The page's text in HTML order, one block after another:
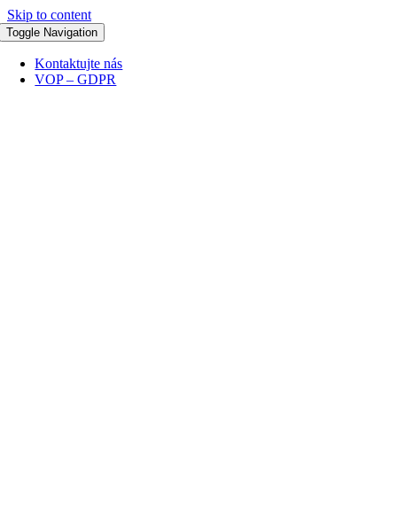
Skip to content
Toggle Navigation
Kontaktujte nás
VOP – GDPR